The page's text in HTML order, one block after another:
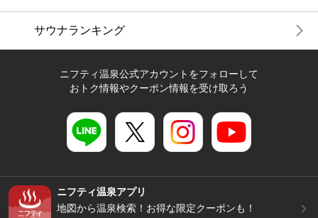
サウナランキング
ニフティ温泉公式アカウントをフォローして
おトク情報やクーポン情報を受け取ろう
ニフティ温泉アプリ
地図から温泉検索！お得な限定クーポンも！